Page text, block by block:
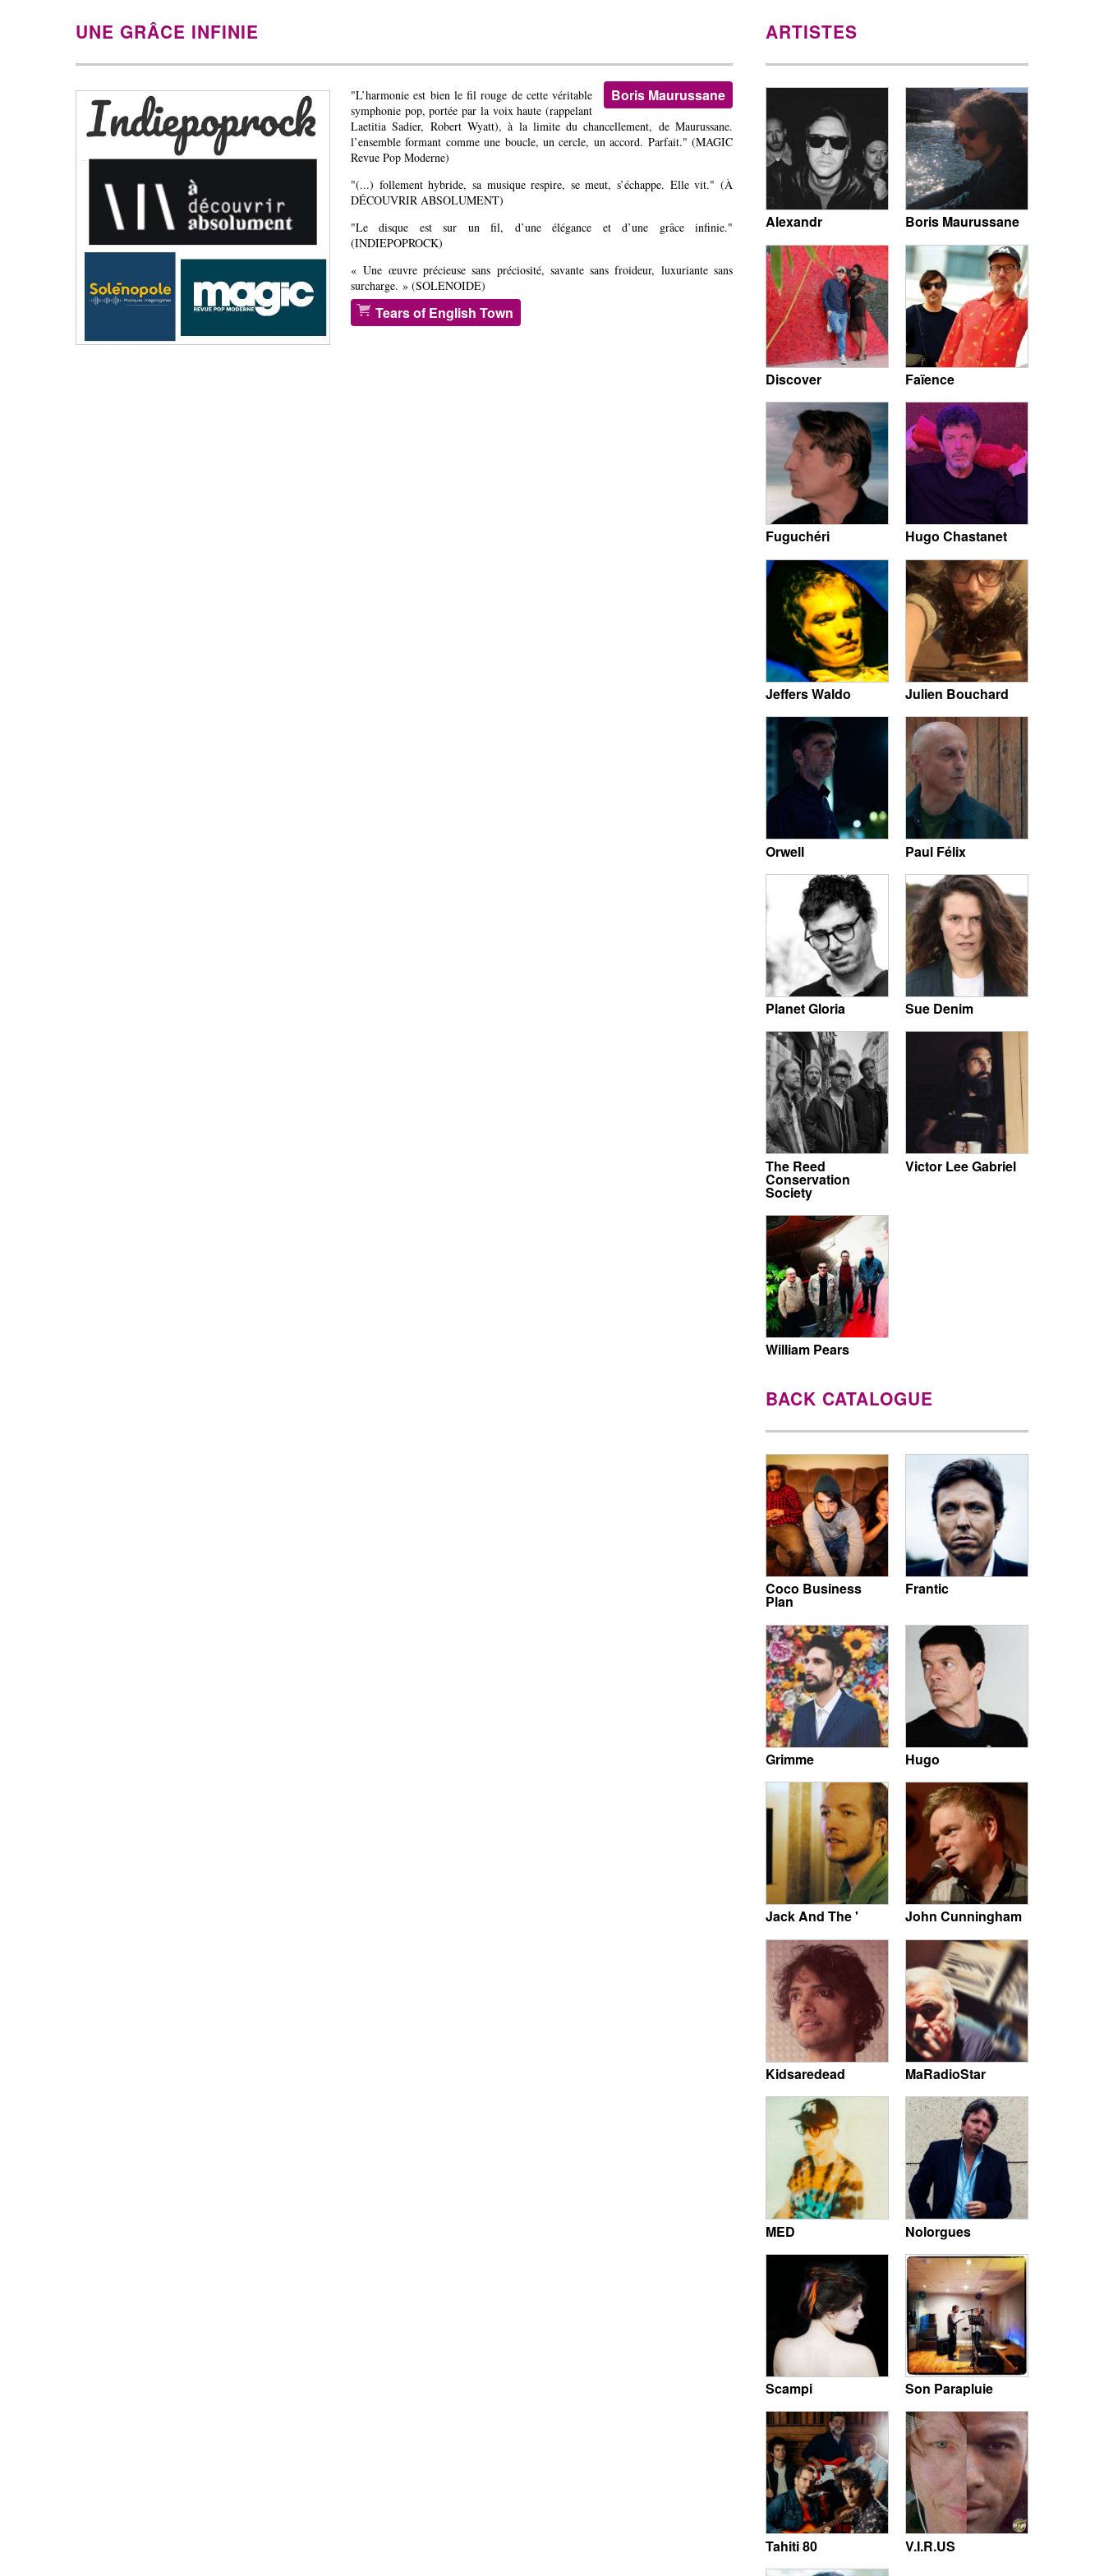
UNE GRÂCE INFINIE
Boris Maurussane
"L’harmonie est bien le fil rouge de cette véritable
symphonie pop, portée par la voix haute (rappelant
Laetitia Sadier, Robert Wyatt), à la limite du chancellement, de Maurussane.
l’ensemble formant comme une boucle, un cercle, un accord. Parfait." (MAGIC
Revue Pop Moderne)
"(...) follement hybride, sa musique respire, se meut, s’échappe. Elle vit." (À
DÉCOUVRIR ABSOLUMENT)
"Le disque est sur un fil, d’une élégance et d’une grâce infinie."
(INDIEPOPROCK)
« Une œuvre précieuse sans préciosité, savante sans froideur, luxuriante sans
surcharge. » (SOLENOIDE)
Tears of English Town
ARTISTES
Alexandr Boris Maurussane
Discover Faïence
Fuguchéri Hugo Chastanet
Jeffers Waldo Julien Bouchard
Orwell Paul Félix
Planet Gloria Sue Denim
The Reed
Conservation
Society
Victor Lee Gabriel
William Pears
BACK CATALOGUE
Coco Business
Plan
Frantic
Grimme Hugo
Jack And The ' John Cunningham
Kidsaredead MaRadioStar
MED Nolorgues
Scampi Son Parapluie
Tahiti 80 V.I.R.US